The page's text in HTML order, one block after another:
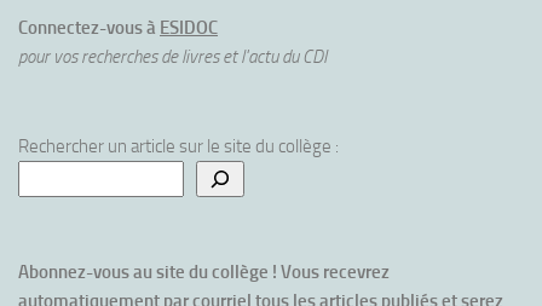
Connectez-vous à ESIDOC
pour vos recherches de livres et l'actu du CDI
Rechercher un article sur le site du collège :
Abonnez-vous au site du collège ! Vous recevrez
automatiquement par courriel tous les articles publiés et serez